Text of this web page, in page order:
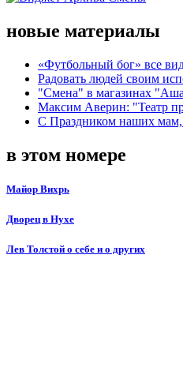
новые материалы
«Футбольный бог» все
Радовать людей своим
"Смена" в магазинах
Максим Аверин: "Театр
С Праздником наших мам,
в этом номере
Майор Вихрь
Дворец в Нухе
Лев Толстой о себе и о других